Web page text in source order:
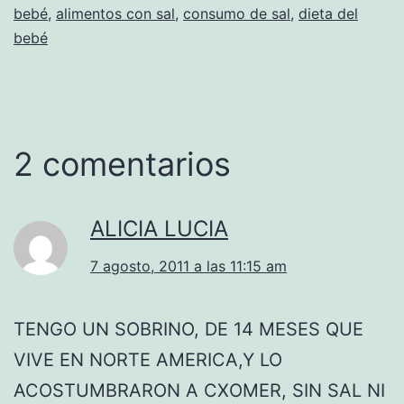
bebé, alimentos con sal, consumo de sal, dieta del
bebé
2 comentarios
ALICIA LUCIA
7 agosto, 2011 a las 11:15 am
TENGO UN SOBRINO, DE 14 MESES QUE
VIVE EN NORTE AMERICA,Y LO
ACOSTUMBRARON A CXOMER, SIN SAL NI